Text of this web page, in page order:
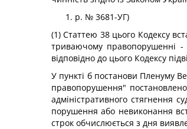
р. № 3681-УГ)
(1) Статтею 38 цього Кодексу
триваючому правопорушенні -
відповідно до цього Кодексу
У пункті б постанови Пленуму
правопорушення"
адміністративного стягнення
порушення або невиконання
строк обчислюється з дня